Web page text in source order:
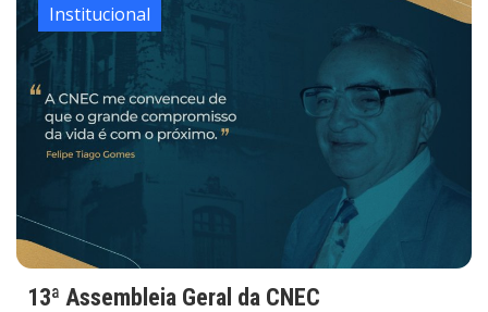
Institucional
13ª Assembleia Geral da CNEC